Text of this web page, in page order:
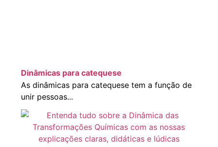
Dinâmicas para catequese
As dinâmicas para catequese tem a função de
unir pessoas...